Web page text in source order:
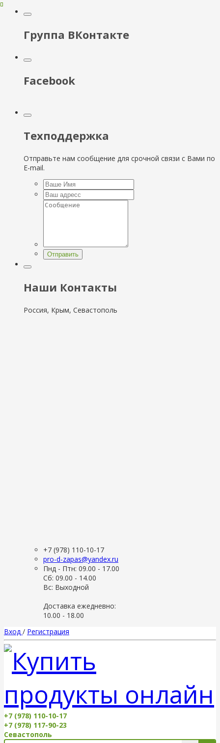
Группа ВКонтакте
Facebook
Техподдержка
Отправьте нам сообщение для срочной связи с Вами по
E-mail.
Отправить
Наши Контакты
Россия, Крым, Севастополь
+7 (978) 110-10-17
pro-d-zapas@yandex.ru
Пнд - Птн: 09.00 - 17.00
Сб: 09.00 - 14.00
Вс: Выходной
Доставка ежедневно:
10.00 - 18.00
Вход / Регистрация
+7 (978) 110-10-17
+7 (978) 117-90-23
Севастополь